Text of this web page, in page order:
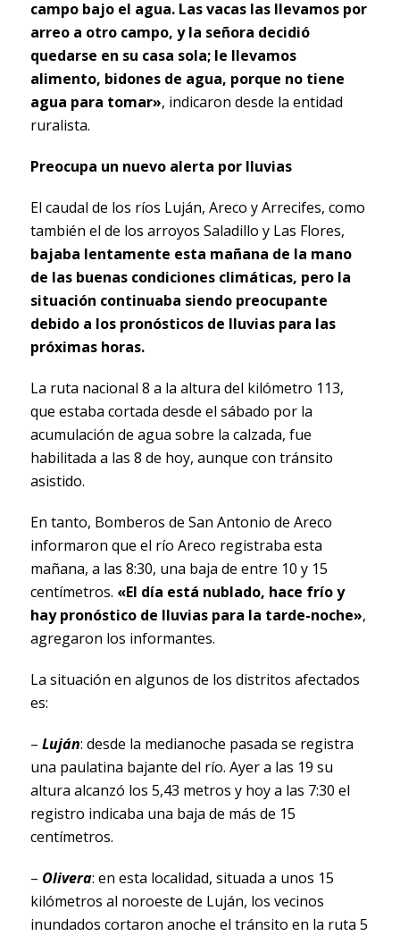
campo bajo el agua. Las vacas las llevamos por
arreo a otro campo, y la señora decidió
quedarse en su casa sola; le llevamos
alimento, bidones de agua, porque no tiene
agua para tomar», indicaron desde la entidad
ruralista.
Preocupa un nuevo alerta por lluvias
El caudal de los ríos Luján, Areco y Arrecifes, como
también el de los arroyos Saladillo y Las Flores,
bajaba lentamente esta mañana de la mano
de las buenas condiciones climáticas, pero la
situación continuaba siendo preocupante
debido a los pronósticos de lluvias para las
próximas horas.
La ruta nacional 8 a la altura del kilómetro 113,
que estaba cortada desde el sábado por la
acumulación de agua sobre la calzada, fue
habilitada a las 8 de hoy, aunque con tránsito
asistido.
En tanto, Bomberos de San Antonio de Areco
informaron que el río Areco registraba esta
mañana, a las 8:30, una baja de entre 10 y 15
centímetros. «El día está nublado, hace frío y
hay pronóstico de lluvias para la tarde-noche»,
agregaron los informantes.
La situación en algunos de los distritos afectados
es:
– Luján: desde la medianoche pasada se registra
una paulatina bajante del río. Ayer a las 19 su
altura alcanzó los 5,43 metros y hoy a las 7:30 el
registro indicaba una baja de más de 15
centímetros.
– Olivera: en esta localidad, situada a unos 15
kilómetros al noroeste de Luján, los vecinos
inundados cortaron anoche el tránsito en la ruta 5